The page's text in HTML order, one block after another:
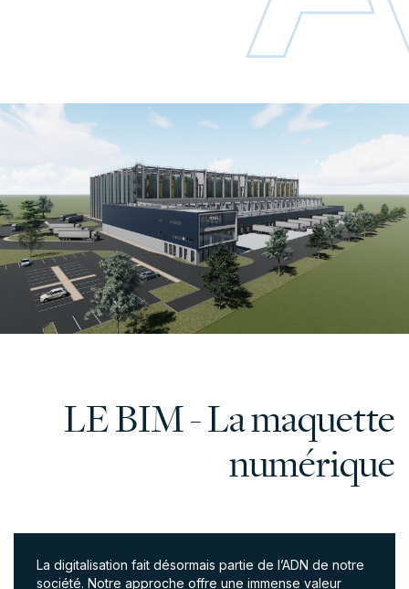
LE BIM - La maquette
numérique
La digitalisation fait désormais partie de l’ADN de notre
société. Notre approche offre une immense valeur